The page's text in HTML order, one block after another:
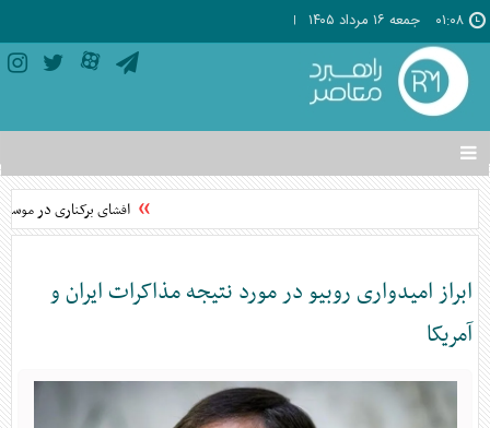
۰۱:۰۸ جمعه ۱۶ مرداد ۱۴۰۵
تغییر
وضعیت
منوی
ها
افشای برکناری در
ابراز امیدواری روبیو در مورد نتیجه مذاکرات ایران و
آمریکا